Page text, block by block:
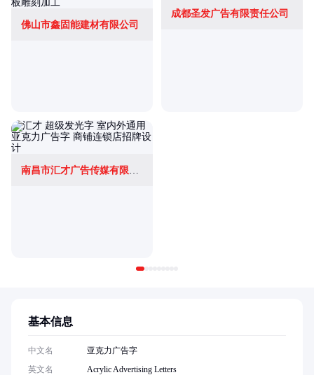
佛山市鑫固能建材有限公司
成都圣发广告有限责任公司
南昌市汇才广告传媒有限公司
基本信息
中文名
亚克力广告字
英文名
Acrylic Advertising Letters